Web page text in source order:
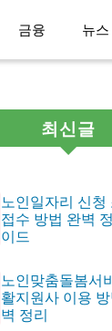
금융 뉴스
최신글
노인일자리 신청
접수 방법 완벽
이드
노인맞춤돌봄서
활지원사 이용
벽 정리